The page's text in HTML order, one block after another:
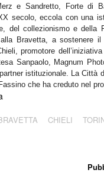
e Sandretto, Forte di
secolo, eccola con una
del collezionismo e della
Bravetta, a sostenere
promotore
Sanpaolo, Magnum
istituzionale. La Città
che ha creduto nel
CHIELI